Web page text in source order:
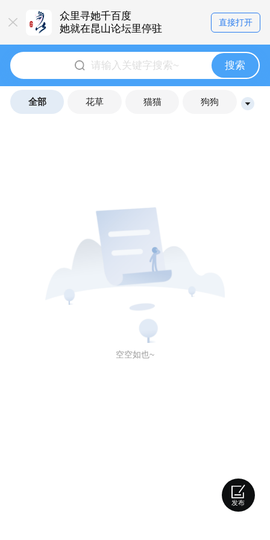
众里寻她千百度
她就在昆山论坛里停驻
直接打开
搜索
全部 花草 猫猫 狗狗
空空如也~
发布